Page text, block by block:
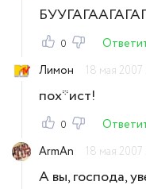
0
Лимон
18 мая 2007
пох*ист!
0
ArmAn
18 мая
А вы, господа,